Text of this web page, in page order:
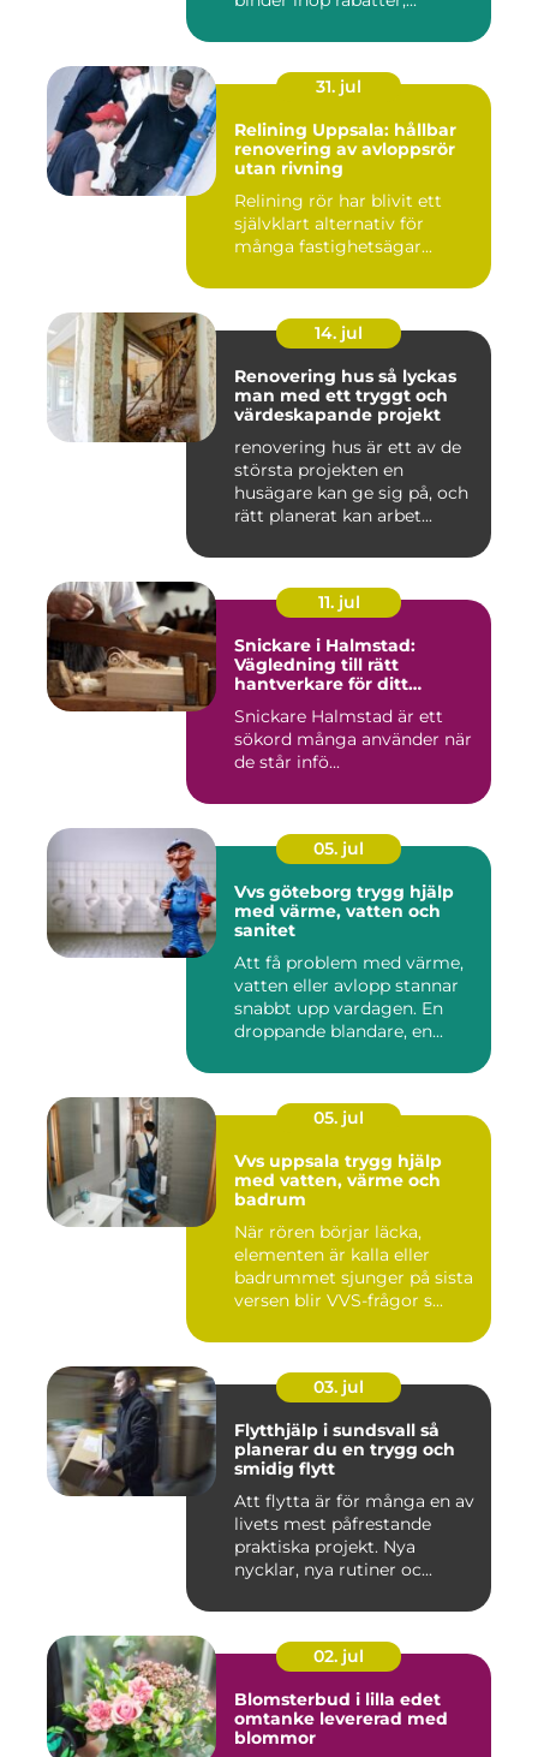
31. jul
Relining Uppsala: hållbar
renovering av avloppsrör
utan rivning
Relining rör har blivit ett
självklart alternativ för
många fastighetsägar...
14. jul
Renovering hus så lyckas
man med ett tryggt och
värdeskapande projekt
renovering hus är ett av de
största projekten en
husägare kan ge sig på, och
rätt planerat kan arbet...
11. jul
Snickare i Halmstad:
Vägledning till rätt
hantverkare för ditt
Snickare Halmstad är ett
sökord många använder när
de står infö...
05. jul
Vvs göteborg trygg hjälp
med värme, vatten och
sanitet
Att få problem med värme,
vatten eller avlopp stannar
snabbt upp vardagen. En
droppande blandare, en...
05. jul
Vvs uppsala trygg hjälp
med vatten, värme och
badrum
När rören börjar läcka,
elementen är kalla eller
badrummet sjunger på sista
versen blir VVS-frågor s...
03. jul
Flytthjälp i sundsvall så
planerar du en trygg och
smidig flytt
Att flytta är för många en av
livets mest påfrestande
praktiska projekt. Nya
nycklar, nya rutiner oc...
02. jul
Blomsterbud i lilla edet
omtanke levererad med
blommor